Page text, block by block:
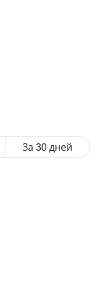
За 30 дней